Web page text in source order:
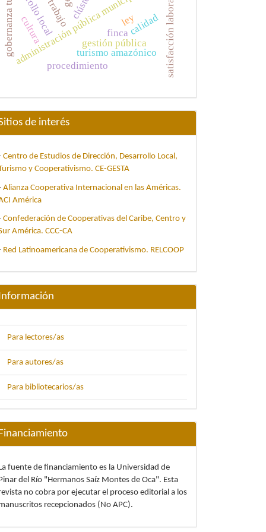
administración pública municipal
gestión pública
turismo amazónico satisfacción laboral
procedimiento
cultura leycalidad
finca
de interés
Centro de Estudios de Dirección, Desarrollo Local,
y Cooperativismo. CE-GESTA
Alianza Cooperativa Internacional en las Américas.
América
Confederación de Cooperativas del Caribe, Centro y
América. CCC-CA
Red Latinoamericana de Cooperativismo. RELCOOP
Para lectores/as
Para autores/as
Para bibliotecarios/as
Financiamiento
fuente de financiamiento es la Universidad de
del Río "Hermanos Saíz Montes de Oca". Esta
no cobra por ejecutar el proceso editorial a los
recepcionados (No APC).